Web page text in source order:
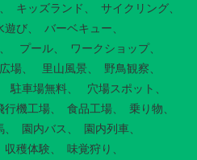
キッズランド
サイクリング
遊び
バーベキュー
プール
ワークショップ
場 里山風景
野鳥観察
駐車場無料
穴場スポット
行機工場 食品工場
乗り物
園内バス
園内列車
収穫体験 味覚狩り